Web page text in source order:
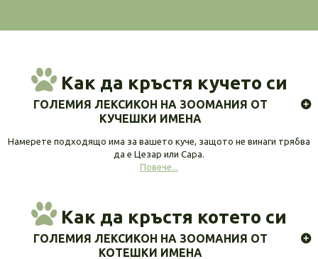
Как да кръстя кучето си
ГОЛЕМИЯ ЛЕКСИКОН НА ЗООМАНИЯ ОТ
КУЧЕШКИ ИМЕНА
Намерете подходящо има за вашето куче, защото не винаги трябва
да е Цезар или Сара.
Повече...
Как да кръстя котето си
ГОЛЕМИЯ ЛЕКСИКОН НА ЗООМАНИЯ ОТ
КОТЕШКИ ИМЕНА